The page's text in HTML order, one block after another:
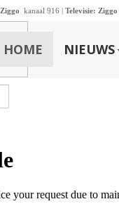
Ziggo kanaal 916 | Televisie: Ziggo
HOME NIEUWS